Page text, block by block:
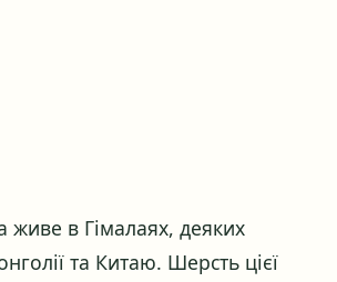
живе в Гімалаях, деяких
та Китаю. Шерсть цієї